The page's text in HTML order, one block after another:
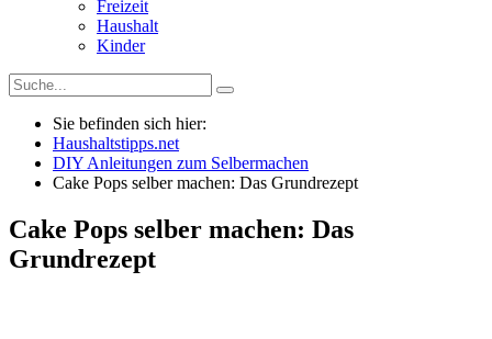
Freizeit
Haushalt
Kinder
Sie befinden sich hier:
Haushaltstipps.net
DIY Anleitungen zum Selbermachen
Cake Pops selber machen: Das Grundrezept
Cake Pops selber machen: Das
Grundrezept